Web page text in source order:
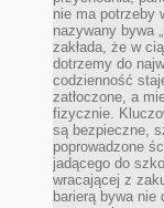
nie ma potrzeby
nazywany bywa
zakłada, że w
dotrzemy do
codzienność
zatłoczone, a
fizycznie.
są bezpieczne,
poprowadzone
jadącego do
wracającej z
barierą bywa nie